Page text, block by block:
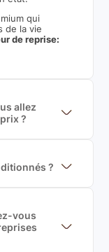
qui
de la vie
de reprise:
allez
?
nous
valeur de
?
du
vous